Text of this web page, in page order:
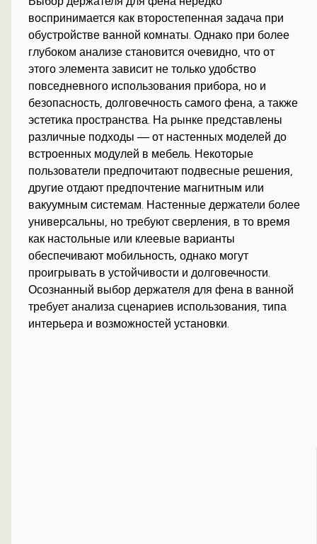
воспринимается как второстепенная задача при
обустройстве ванной комнаты. Однако при более
глубоком анализе становится очевидно, что от
этого элемента зависит не только удобство
повседневного использования прибора, но и
безопасность, долговечность самого фена, а также
эстетика пространства. На рынке представлены
различные подходы — от настенных моделей до
встроенных модулей в мебель. Некоторые
пользователи предпочитают подвесные решения,
другие отдают предпочтение магнитным или
вакуумным системам. Настенные держатели более
универсальны, но требуют сверления, в то время
как настольные или клеевые варианты
обеспечивают мобильность, однако могут
проигрывать в устойчивости и долговечности.
Осознанный выбор держателя для фена в ванной
требует анализа сценариев использования, типа
интерьера и возможностей установки.